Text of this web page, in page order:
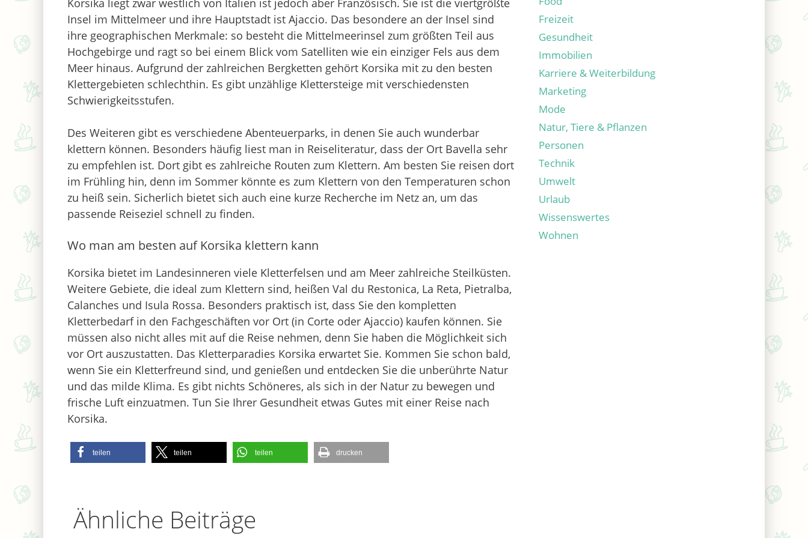
Korsika liegt zwar westlich von Italien ist jedoch aber Französisch. Sie ist die viertgrößte
Insel im Mittelmeer und ihre Hauptstadt ist Ajaccio. Das besondere an der Insel sind
ihre geographischen Merkmale: so besteht die Mittelmeerinsel zum größten Teil aus
Hochgebirge und ragt so bei einem Blick vom Satelliten wie ein einziger Fels aus dem
Meer hinaus. Aufgrund der zahlreichen Bergketten gehört Korsika mit zu den besten
Klettergebieten schlechthin. Es gibt unzählige Klettersteige mit verschiedensten
Schwierigkeitsstufen.
Des Weiteren gibt es verschiedene Abenteuerparks, in denen Sie auch wunderbar
klettern können. Besonders häufig liest man in Reiseliteratur, dass der Ort Bavella sehr
zu empfehlen ist. Dort gibt es zahlreiche Routen zum Klettern. Am besten Sie reisen dort
im Frühling hin, denn im Sommer könnte es zum Klettern von den Temperaturen schon
zu heiß sein. Sicherlich bietet sich auch eine kurze Recherche im Netz an, um das
passende Reiseziel schnell zu finden.
Wo man am besten auf Korsika klettern kann
Korsika bietet im Landesinneren viele Kletterfelsen und am Meer zahlreiche Steilküsten.
Weitere Gebiete, die ideal zum Klettern sind, heißen Val du Restonica, La Reta, Pietralba,
Calanches und Isula Rossa. Besonders praktisch ist, dass Sie den kompletten
Kletterbedarf in den Fachgeschäften vor Ort (in Corte oder Ajaccio) kaufen können. Sie
müssen also nicht alles mit auf die Reise nehmen, denn Sie haben die Möglichkeit sich
vor Ort auszustatten. Das Kletterparadies Korsika erwartet Sie. Kommen Sie schon bald,
wenn Sie ein Kletterfreund sind, und genießen und entdecken Sie die unberührte Natur
und das milde Klima. Es gibt nichts Schöneres, als sich in der Natur zu bewegen und
frische Luft einzuatmen. Tun Sie Ihrer Gesundheit etwas Gutes mit einer Reise nach
Korsika.
teilen teilen teilen drucken
Ähnliche Beiträge
Freizeit
Gesundheit
Immobilien
Karriere & Weiterbildung
Marketing
Mode
Natur, Tiere & Pflanzen
Personen
Technik
Umwelt
Urlaub
Wissenswertes
Wohnen